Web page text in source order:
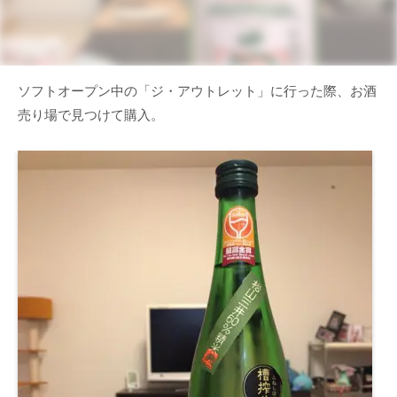
ソフトオープン中の「ジ・アウトレット」に行った際、お酒
売り場で見つけて購入。